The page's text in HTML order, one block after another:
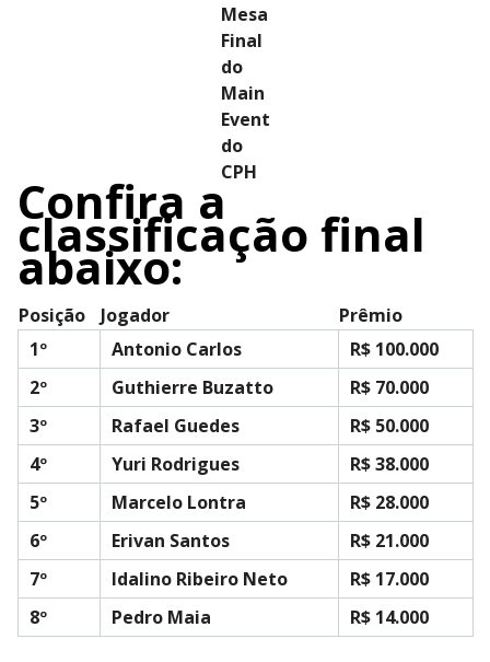
Mesa
Final
do
Main
Event
do
CPH
Confira a
classificação final
abaixo:
Posição Jogador
Prêmio
1º
Antonio Carlos
R$ 100.000
2º
Guthierre Buzatto
R$ 70.000
3º
Rafael Guedes
R$ 50.000
4º
Yuri Rodrigues
R$ 38.000
5º
Marcelo Lontra
R$ 28.000
6º
Erivan Santos
R$ 21.000
7º
Idalino Ribeiro Neto
R$ 17.000
8º
Pedro Maia R$ 14.000